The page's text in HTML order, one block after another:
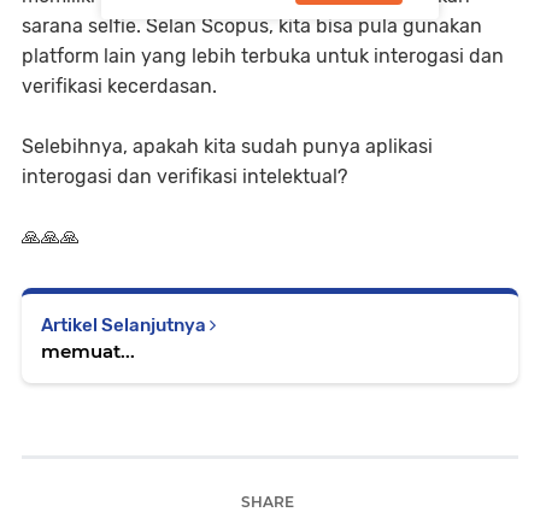
sarana selfie. Selan Scopus, kita bisa pula gunakan
platform lain yang lebih terbuka untuk interogasi dan
verifikasi kecerdasan.
Selebihnya, apakah kita sudah punya aplikasi
interogasi dan verifikasi intelektual?
🙏🙏🙏
Artikel Selanjutnya
memuat...
SHARE